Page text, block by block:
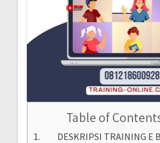
Table of
DESKRIPSI TRAINING E